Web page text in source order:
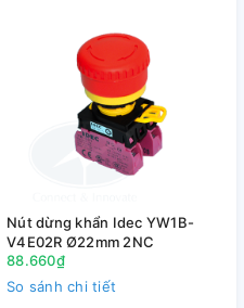
nhìn rất rộng.
Nút dừng khẩn Idec YW1B-
V4E02R Ø22mm 2NC
88.660₫
So sánh chi tiết